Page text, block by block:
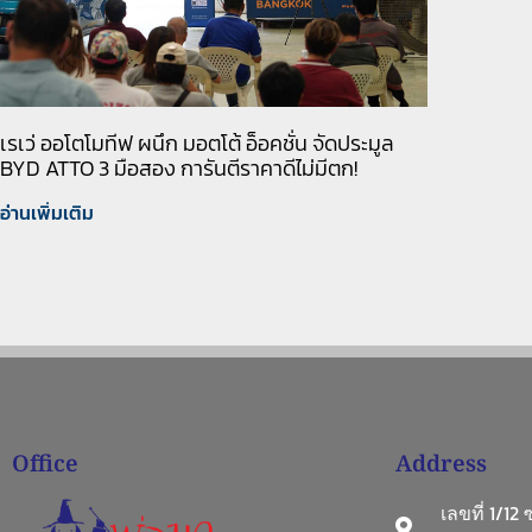
เรเว่ ออโตโมทีฟ ผนึก มอตโต้ อ็อคชั่น จัดประมูล
BYD ATTO 3 มือสอง การันตีราคาดีไม่มีตก!
อ่านเพิ่มเติม
Office Address
เลขที่ 1/